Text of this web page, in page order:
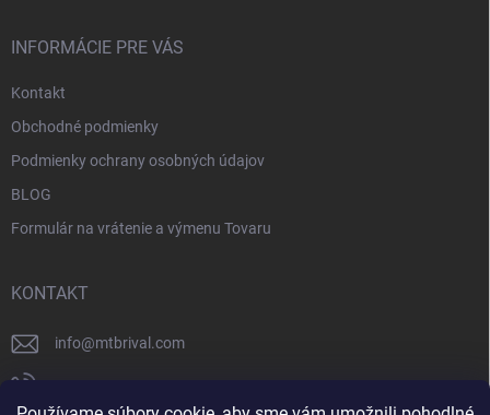
INFORMÁCIE PRE VÁS
Kontakt
Obchodné podmienky
Podmienky ochrany osobných údajov
BLOG
Formulár na vrátenie a výmenu Tovaru
KONTAKT
info@mtbrival.com